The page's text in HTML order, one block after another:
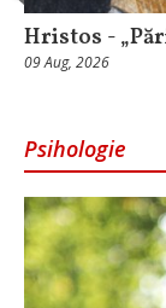
Hristos -
09 Aug, 2026
Psihologie